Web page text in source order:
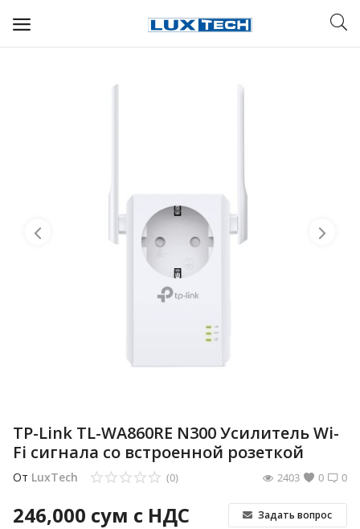
TP-Link TL-WA860RE N300 Усилитель Wi-
Fi сигнала со встроенной розеткой
От LuxTech 0
(0) 0
2403
246,000 сум с НДС Задать вопрос